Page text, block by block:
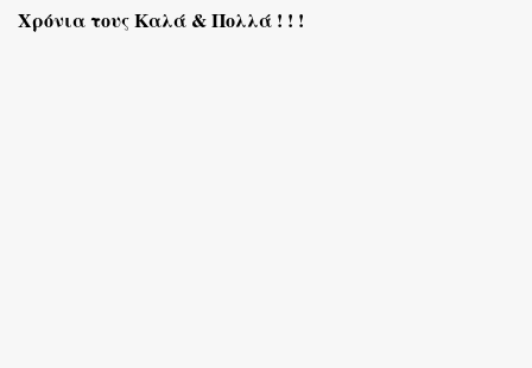
Χρόνια τους Καλά & Πολλά ! ! !